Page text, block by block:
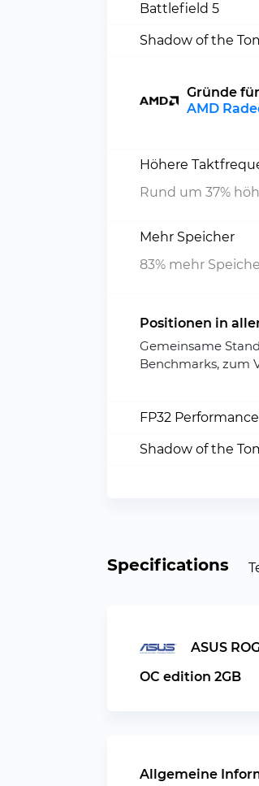
Battlefield 5
Shadow of the
Gründe
AMD
Höhere
Rund um 37%
Mehr Speicher
83% mehr
Positionen in
Gemeinsame
Benchmarks, zum
FP32
Shadow of the
Specifications
ASUS
OC edition 2GB
Allgemeine